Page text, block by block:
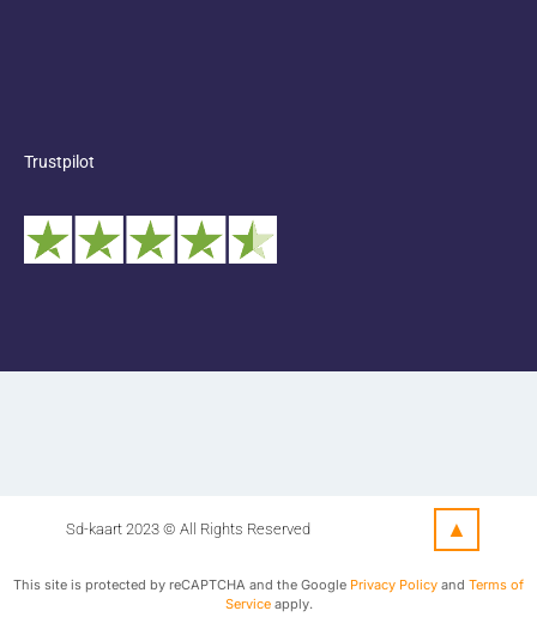
Trustpilot
Sd-kaart 2023 © All Rights Reserved ▲
This site is protected by reCAPTCHA and the Google Privacy Policy and Terms of
Serviceapply.